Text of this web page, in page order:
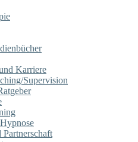
Karriere
Supervision
Partnerschaft